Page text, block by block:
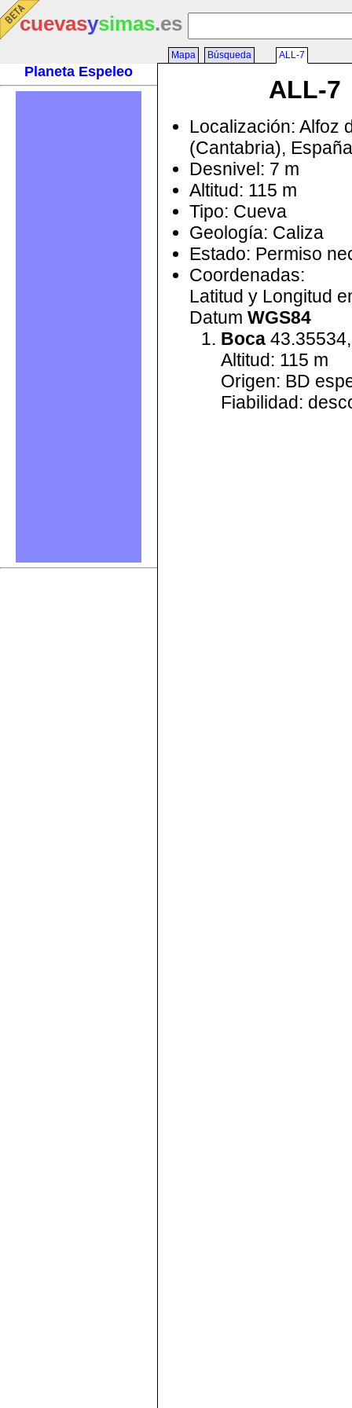
cuevasysimas.es
Planeta Espeleo
Mapa Búsqueda ALL-7
ALL-7
Localización: Alfoz
(Cantabria), España
Desnivel: 7 m
Altitud: 115 m
Tipo: Cueva
Geología: Caliza
Estado: Permiso
Coordenadas:
Latitud y Longitud
Datum WGS84
Boca
Altitud: 115 m
Origen: BD
Fiabilidad: